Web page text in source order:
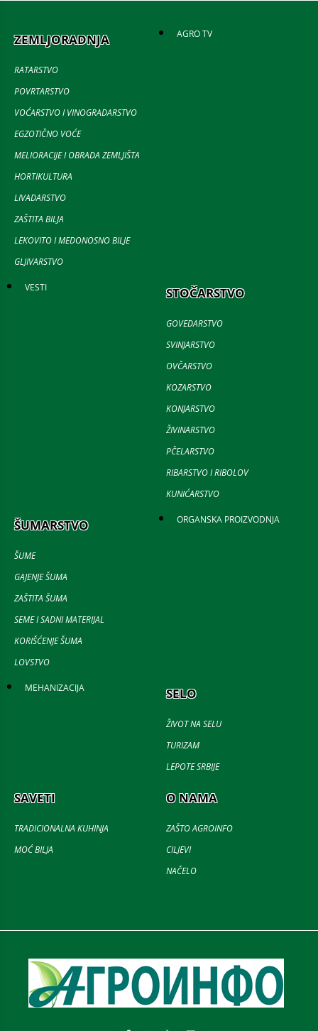
ZEMLJORADNJA
RATARSTVO
POVRTARSTVO
VOĆARSTVO I VINOGRADARSTVO
EGZOTIČNO VOĆE
MELIORACIJE I OBRADA ZEMLJIŠTA
HORTIKULTURA
LIVADARSTVO
ZAŠTITA BILJA
LEKOVITO I MEDONOSNO BILJE
GLJIVARSTVO
AGRO TV
VESTI STOČARSTVO
GOVEDARSTVO
SVINJARSTVO
OVČARSTVO
KOZARSTVO
KONJARSTVO
ŽIVINARSTVO
PČELARSTVO
RIBARSTVO I RIBOLOV
KUNIĆARSTVO
ŠUMARSTVO
ŠUME
GAJENJE ŠUMA
ZAŠTITA ŠUMA
SEME I SADNI MATERIJAL
KORIŠĆENJE ŠUMA
LOVSTVO
ORGANSKA PROIZVODNJA
MEHANIZACIJA SELO
ŽIVOT NA SELU
TURIZAM
LEPOTE SRBIJE
SAVETI
TRADICIONALNA KUHINJA
MOĆ BILJA
O NAMA
ZAŠTO AGROINFO
CILJEVI
NAČELO